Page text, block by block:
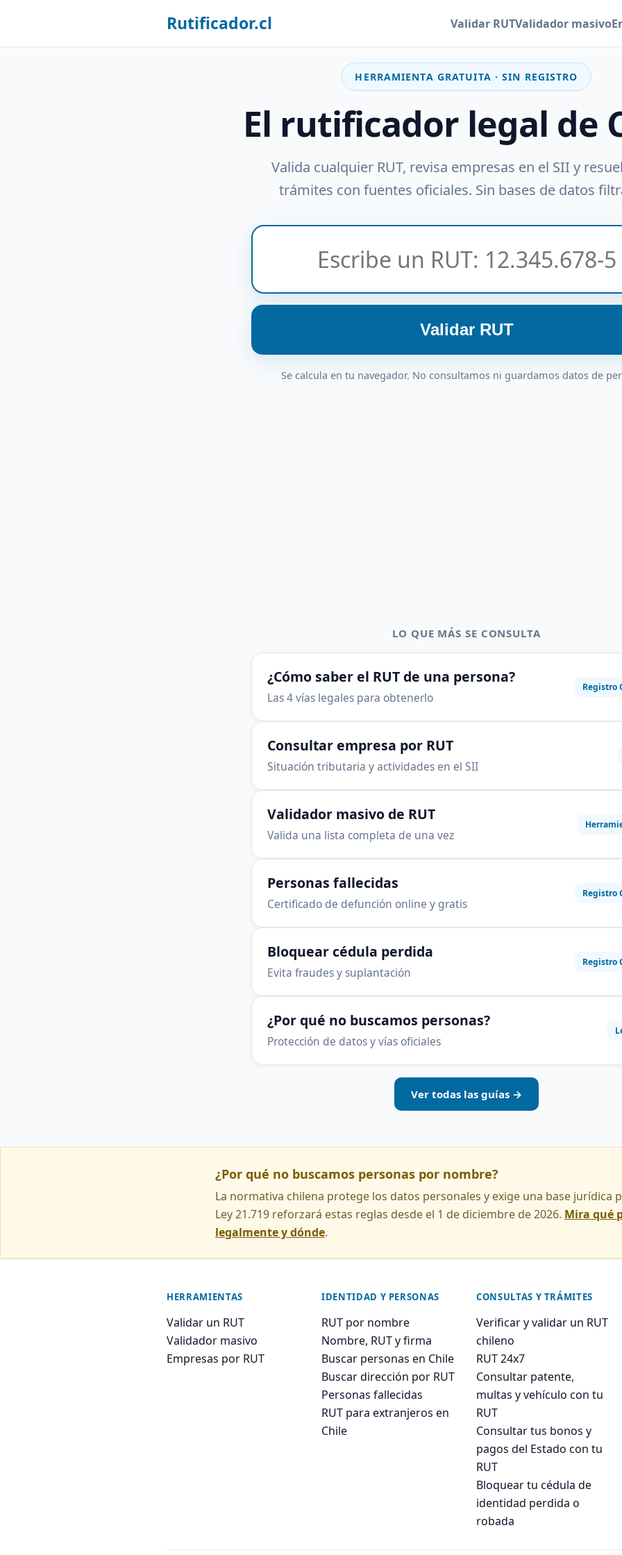
Rutificador.cl Validar RUTValidador masivo
HERRAMIENTA GRATUITA · SIN REGISTRO
El rutificador legal de
Valida cualquier RUT, revisa empresas en el SII y
trámites con fuentes oficiales. Sin bases de datos
Validar RUT
Se calcula en tu navegador. No consultamos ni guardamos datos de
LO QUE MÁS SE CONSULTA
¿Cómo saber el RUT de una persona?
Las 4 vías legales para obtenerlo
Registro
Consultar empresa por RUT
Situación tributaria y actividades en el SII
Validador masivo de RUT
Valida una lista completa de una vez
Personas fallecidas
Certificado de defunción online y gratis
Registro
Bloquear cédula perdida
Evita fraudes y suplantación
Registro
¿Por qué no buscamos personas?
Protección de datos y vías oficiales
Ver todas las guías →
¿Por qué no buscamos personas por nombre?
La normativa chilena protege los datos personales y exige una base jurídica
Ley 21.719 reforzará estas reglas desde el 1 de diciembre de 2026. Mira qué
legalmente y dónde.
HERRAMIENTAS
Validar un RUT
Validador masivo
Empresas por RUT
IDENTIDAD Y PERSONAS
RUT por nombre
Nombre, RUT y firma
Buscar personas en Chile
Buscar dirección por RUT
Personas fallecidas
RUT para extranjeros en
Chile
CONSULTAS Y TRÁMITES
Verificar y validar un RUT
chileno
RUT 24x7
Consultar patente,
multas y vehículo con tu
RUT
Consultar tus bonos y
pagos del Estado con tu
RUT
Bloquear tu cédula de
identidad perdida o
robada